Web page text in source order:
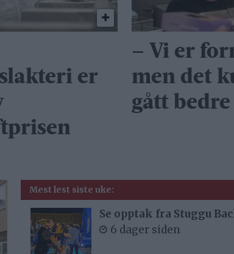
er
– Vi er
men det
gått bedre
Mest lest siste uke:
Se opptak fra Stuggu
6 dager siden